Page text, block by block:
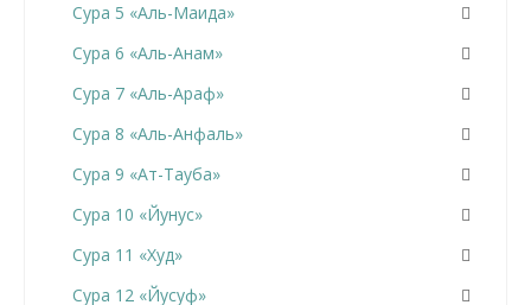
Сура 5 «Аль-Маида»
Сура 6 «Аль-Анам»
Сура 7 «Аль-Араф»
Сура 8 «Аль-Анфаль»
Сура 9 «Ат-Тауба»
Сура 10 «Йунус»
Сура 11 «Худ»
Сура 12 «Йусуф»